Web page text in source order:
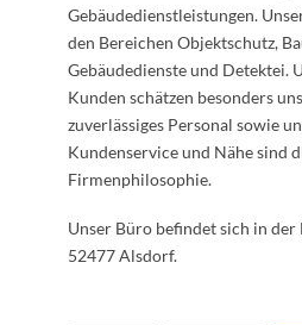
Gebäudedienstleistungen.
den Bereichen Objektschutz,
Gebäudedienste und Detektei.
Kunden schätzen besonders
zuverlässiges Personal sowie
Kundenservice und Nähe sind
Firmenphilosophie.
Unser Büro befindet sich in
52477 Alsdorf.